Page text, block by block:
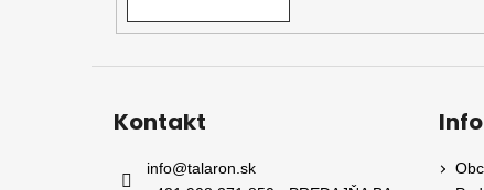
Kontakt
info@talaron.sk